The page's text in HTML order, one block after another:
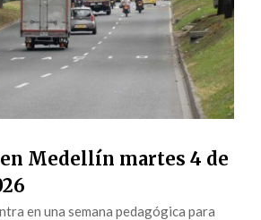
Medellín martes 4 de
en una semana pedagógica para